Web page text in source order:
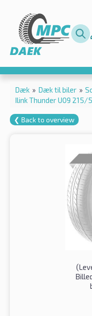
Dæk » Dæk til biler »
Ilink Thunder U09 215/
❮ Back to overview
(